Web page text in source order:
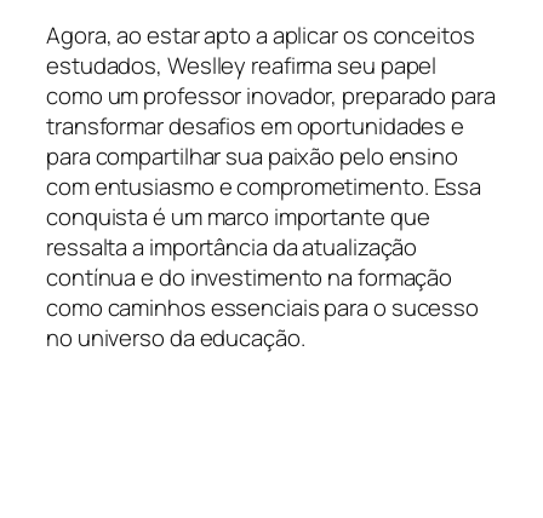
Agora, ao estar apto a aplicar os conceitos
estudados, Weslley reafirma seu papel
como um professor inovador, preparado para
transformar desafios em oportunidades e
para compartilhar sua paixão pelo ensino
com entusiasmo e comprometimento. Essa
conquista é um marco importante que
ressalta a importância da atualização
contínua e do investimento na formação
como caminhos essenciais para o sucesso
no universo da educação.